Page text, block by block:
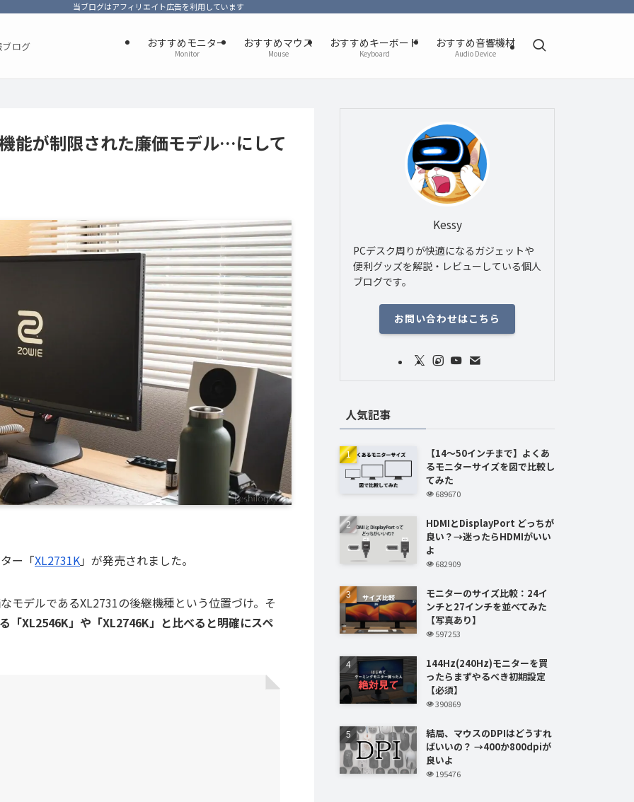
当ブログはアフィリエイト広告を利用しています
ブログ おすすめモニター
Monitor
おすすめマウス
Mouse
おすすめキーボード
Keyboard
おすすめ音響機材
Audio Device
能が制限された廉価モデル…にして
ー「XL2731K」が発売されました。
モデルであるXL2731の後継機種という位置づけ。そ
「XL2546K」や「XL2746K」と比べると明確にスペ
Kessy
PCデスク周りが快適になるガジェットや
便利グッズを解説・レビューしている個人
ブログです。
お問い合わせはこちら
人気記事
【14～50インチまで】よくあ
るモニターサイズを図で比較し
てみた
689670
HDMIとDisplayPort どっちが
良い？→迷ったらHDMIがいい
よ
682909
モニターのサイズ比較：24イ
ンチと27インチを並べてみた
【写真あり】
597253
144Hz(240Hz)モニターを買
ったらまずやるべき初期設定
【必須】
390869
結局、マウスのDPIはどうすれ
ばいいの？ →400か800dpiが
良いよ
195476